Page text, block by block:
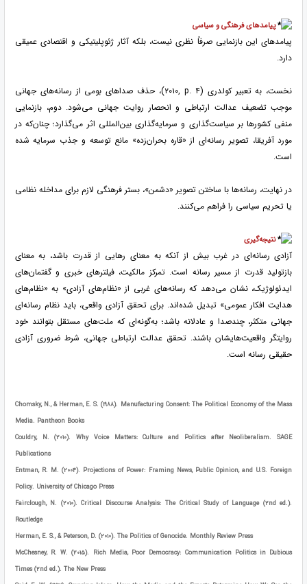
پیامدهای فرهنگی و سیاسی
پیامدهای این بازنمایی صرفاً نظری نیست، بلکه آثار ژئوپلیتیکی و اقتصادی عمیقی
دارد.
نخست، به تعبیر کولدری (۲۰۱۰, p. ۴)، حذف صداهای بومی از رسانه‌های جهانی
موجب تضعیف عدالت ارتباطی و انحصار روایت جهانی می‌شود. دوم، بازنمایی
منفی کشورها بر سیاست‌گذاری و سرمایه‌گذاری بین‌المللی اثر می‌گذارد؛ چنان‌که در
مورد آفریقا، تصویر رسانه‌ای از «قاره بحران‌زده» مانع توسعه و جذب سرمایه شده
است.
در نهایت، رسانه‌ها با ساختن تصویر «دشمن»، بستر فرهنگی لازم برای مداخله نظامی
یا تحریم سیاسی را فراهم می‌کنند.
نتیجه‌گیری
آزادی رسانه‌ای در غرب بیش از آنکه به معنای رهایی از قدرت باشد، به معنای
بازتولید قدرت از مسیر رسانه است. تمرکز مالکیت، فیلترهای خبری و گفتمان‌های
ایدئولوژیک، نشان می‌دهد که رسانه‌های غربی از «نظام‌های آزادی» به «نظام‌های
هدایت افکار عمومی» تبدیل شده‌اند. برای تحقق آزادی واقعی، باید نظام رسانه‌ای
جهانی متکثر، چندصدا و عادلانه باشد؛ به‌گونه‌ای که ملت‌های مستقل بتوانند خود
روایتگر واقعیت‌هایشان باشند. تحقق عدالت ارتباطی جهانی، شرط ضروری آزادی
حقیقی رسانه است.
Chomsky, N., & Herman, E. S. (۱۹۸۸). Manufacturing Consent: The Political Economy of the Mass
Media. Pantheon Books
Couldry, N. (۲۰۱۰). Why Voice Matters: Culture and Politics after Neoliberalism. SAGE
Publications
Entman, R. M. (۲۰۰۴). Projections of Power: Framing News, Public Opinion, and U.S. Foreign
Policy. University of Chicago Press
Fairclough, N. (۲۰۱۰). Critical Discourse Analysis: The Critical Study of Language (۲nd ed.).
Routledge
Herman, E. S., & Peterson, D. (۲۰۱۰). The Politics of Genocide. Monthly Review Press
McChesney, R. W. (۲۰۱۵). Rich Media, Poor Democracy: Communication Politics in Dubious
Times (۲nd ed.). The New Press